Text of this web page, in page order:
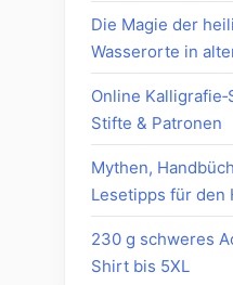
Die Magie der
Wasserorte in
Online
Stifte & Patronen
Mythen,
Lesetipps für den
230 g schweres
Shirt bis 5XL